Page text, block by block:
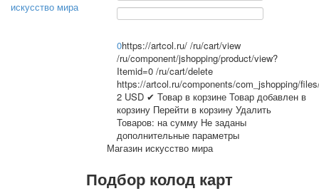
Классические
0https://artcol.ru/ /ru/cart/view
/ru/component/jshopping/product/view?
Itemid=0 /ru/cart/delete
https://artcol.ru/components/com_jshopping/
2 USD ✔ Товар в корзине Товар добавлен в
корзину Перейти в корзину Удалить
Товаров: на сумму Не заданы
дополнительные параметры
Магазин искусство мира
Подбор колод карт